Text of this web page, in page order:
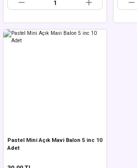
Pastel Mini Açık Mavi Balon 5 inc 10
Adet